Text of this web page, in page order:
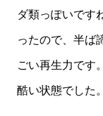
ダ類っぽいです
ったので、半ば
ごい再生力です
酷い状態でした。